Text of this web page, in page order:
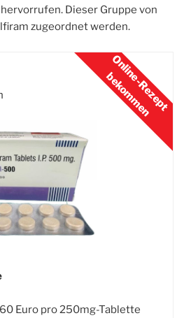
Dieser Gruppe von
zugeordnet werden.
Euro pro 250mg-Tablette